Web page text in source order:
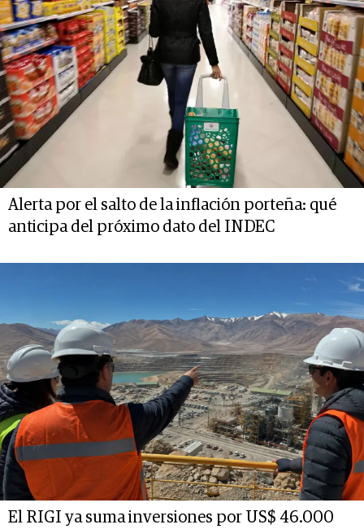
Alerta por el salto de la inflación porteña: qué
anticipa del próximo dato del INDEC
El RIGI ya suma inversiones por US$ 46.000